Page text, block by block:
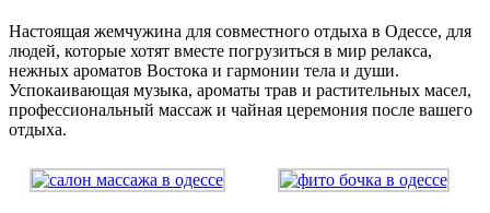
Настоящая жемчужина для совместного отдыха в Одессе, для
людей, которые хотят вместе погрузиться в мир релакса,
нежных ароматов Востока и гармонии тела и души.
Успокаивающая музыка, ароматы трав и растительных масел,
профессиональный массаж и чайная церемония после вашего
отдыха.